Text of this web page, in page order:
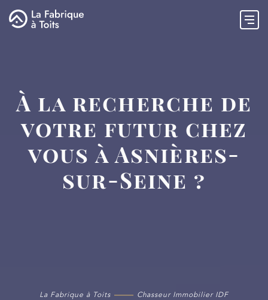
Phone
Manque de
À la recherche de
votre futur chez
vous à Asnières-
sur-Seine ?
La Fabrique à Toits
Chasseur Immobilier IDF